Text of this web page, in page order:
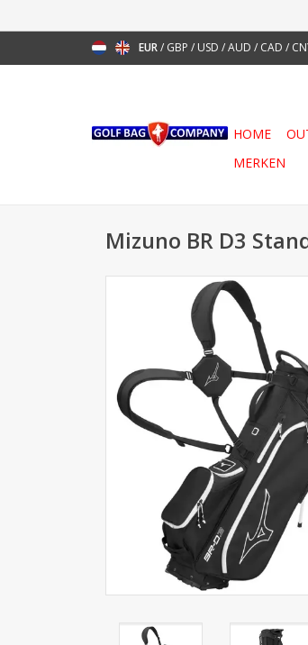
EUR/ GBP / USD /AUD / CAD /
HOME
MERKEN
Mizuno BR D3